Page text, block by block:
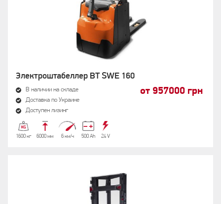
Электроштабеллер BT SWE 160
В наличии на складе
Доставка по Украине
Доступен лизинг
от 957000 грн
1600 кг 6000 мм 6 км/ч 500 Аh 24 V